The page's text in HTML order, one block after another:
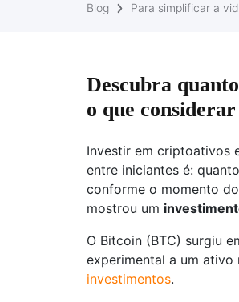
Blog Para simplificar a
Descubra
o que
Investir em criptoativos
entre iniciantes é:
conforme o momento
mostrou um
O Bitcoin (BTC) surgiu
experimental a um ativo
investimentos.